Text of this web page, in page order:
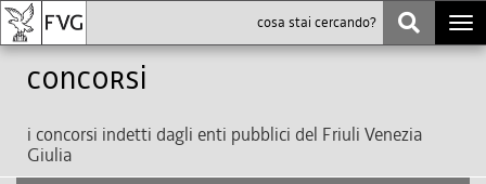
Concorsi
i concorsi indetti dagli enti pubblici del Friuli Venezia
Giulia